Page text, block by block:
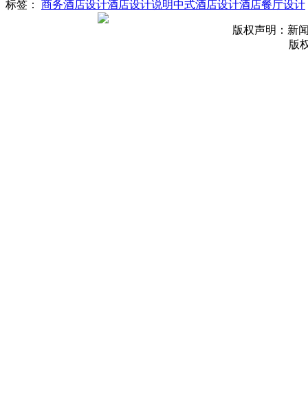
标签： 商务酒店设计酒店设计说明中式酒店设计酒店餐厅设计
版权声明：新
版